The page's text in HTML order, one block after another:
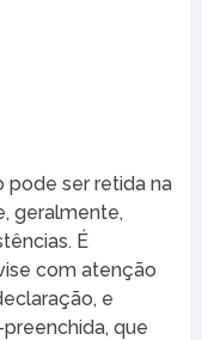
pode ser retida na
geralmente,
É
com atenção
e
que